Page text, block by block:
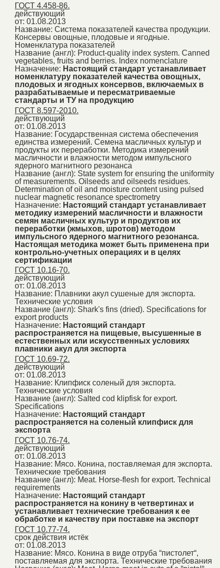
ГОСТ 4.458-86.
действующий
от: 01.08.2013
Название: Система показателей качества продукции.
Консервы овощные, плодовые и ягодные.
Номенклатура показателей
Название (англ): Product-quality index system. Canned
vegetables, fruits and berries. Index nomenclature
Назначение: Настоящий стандарт устанавливает
номенклатуру показателей качества овощных,
плодовых и ягодных консервов, включаемых в
разрабатываемые и пересматриваемые
стандарты и ТУ на продукцию
ГОСТ 8.597-2010.
действующий
от: 01.08.2013
Название: Государственная система обеспечения
единства измерений. Семена масличных культур и
продукты их переработки. Методика измерений
масличности и влажности методом импульсного
ядерного магнитного резонанса
Название (англ): State system for ensuring the uniformity
of measurements. Oilseeds and oilseeds residues.
Determination of oil and moisture content using pulsed
nuclear magnetic resonance spectrometry
Назначение: Настоящий стандарт устанавливает
методику измерений масличности и влажности
семян масличных культур и продуктов их
переработки (жмыхов, шротов) методом
импульсного ядерного магнитного резонанса.
Настоящая методика может быть применена при
контрольно-учетных операциях и в целях
сертификации
ГОСТ 10.16-70.
действующий
от: 01.08.2013
Название: Плавники акул сушеные для экспорта.
Технические условия
Название (англ): Shark's fins (dried). Specifications for
export products
Назначение: Настоящий стандарт
распространяется на пищевые, высушенные в
естественных или искусственных условиях
плавники акул для экспорта
ГОСТ 10.69-72.
действующий
от: 01.08.2013
Название: Клипфиск соленый для экспорта.
Технические условия
Название (англ): Salted cod klipfisk for export.
Specifications
Назначение: Настоящий стандарт
распространяется на соленый клипфиск для
экспорта
ГОСТ 10.76-74.
действующий
от: 01.08.2013
Название: Мясо. Конина, поставляемая для экспорта.
Технические требования
Название (англ): Meat. Horse-flesh for export. Technical
requirements
Назначение: Настоящий стандарт
распространяется на конину в четвертинах и
устанавливает технические требования к ее
обработке и качеству при поставке на экспорт
ГОСТ 10.77-74.
срок действия истёк
от: 01.08.2013
Название: Мясо. Конина в виде отруба “пистолет“,
поставляемая для экспорта. Технические требования